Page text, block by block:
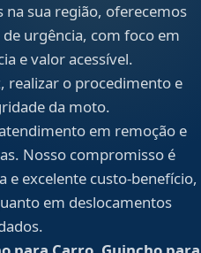
sua região, oferecemos
urgência, com foco em
e valor acessível.
realizar o procedimento e
da moto.
em remoção e
Nosso compromisso é
e excelente custo-benefício,
em deslocamentos